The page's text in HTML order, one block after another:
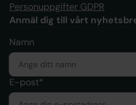
Personuppgifter GDPR
Anmäl dig till vårt
Namn
E-post*